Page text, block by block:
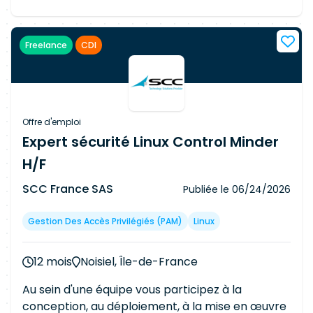
bridge, veth, tap ou tun ; - Diagnostiquer les
L2/L3/L4 ; - Contribuer à l'architecture technique
et à la validation des solutions réseau.
modernisation de la DSIN. MISSIONS :
Accompagner les squads sur le développement,
condition opérationnelle de nos socles et
Troubleshooting avancé • Expertise Linux &
services d'infrastructure • Relation éditeur
(RedHat, HashiCorp)
Freelance CDI
Offre d'emploi
Expert sécurité Linux Control Minder
H/F
SCC France SAS Publiée le 06/24/2026
Gestion Des Accès Privilégiés (PAM) Linux
12 mois Noisiel, Île-de-France
Au sein d'une équipe vous participez à la
conception, au déploiement, à la mise en œuvre